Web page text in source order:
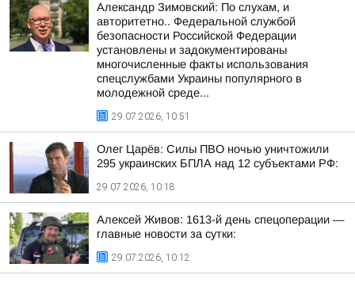
Александр Зимовский: По слухам, и
авторитетно.. Федеральной службой
безопасности Российской Федерации
установлены и задокументированы
многочисленные факты использования
спецслужбами Украины популярного в
молодежной среде...
29.07.2026, 10:51
Олег Царёв: Силы ПВО ночью уничтожили
295 украинских БПЛА над 12 субъектами РФ:
29.07.2026, 10:18
Алексей Живов: 1613-й день спецоперации —
главные новости за сутки:
29.07.2026, 10:12